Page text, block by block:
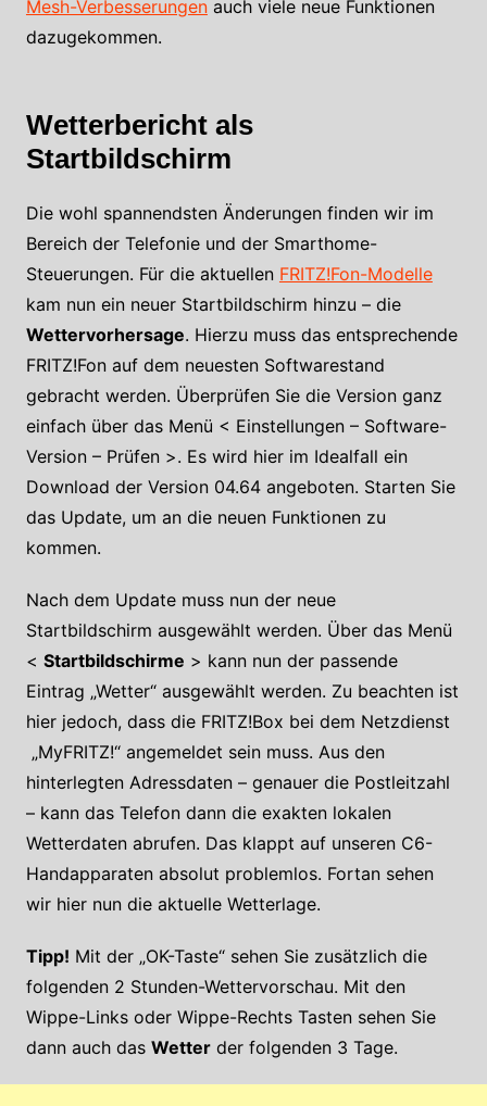
Mesh-Verbesserungenauch viele neue Funktionen
dazugekommen.
Wetterbericht als
Startbildschirm
Die wohl spannendsten Änderungen finden wir im
Bereich der Telefonie und der Smarthome-
Steuerungen. Für die aktuellen FRITZ!Fon-Modelle
kam nun ein neuer Startbildschirm hinzu – die
Wettervorhersage. Hierzu muss das entsprechende
FRITZ!Fon auf dem neuesten Softwarestand
gebracht werden. Überprüfen Sie die Version ganz
einfach über das Menü < Einstellungen – Software-
Version – Prüfen >. Es wird hier im Idealfall ein
Download der Version 04.64 angeboten. Starten Sie
das Update, um an die neuen Funktionen zu
kommen.
Nach dem Update muss nun der neue
Startbildschirm ausgewählt werden. Über das Menü
< Startbildschirme > kann nun der passende
Eintrag „Wetter“ ausgewählt werden. Zu beachten ist
hier jedoch, dass die FRITZ!Box bei dem Netzdienst
„MyFRITZ!“ angemeldet sein muss. Aus den
hinterlegten Adressdaten – genauer die Postleitzahl
– kann das Telefon dann die exakten lokalen
Wetterdaten abrufen. Das klappt auf unseren C6-
Handapparaten absolut problemlos. Fortan sehen
wir hier nun die aktuelle Wetterlage.
Tipp! Mit der „OK-Taste“ sehen Sie zusätzlich die
folgenden 2 Stunden-Wettervorschau. Mit den
Wippe-Links oder Wippe-Rechts Tasten sehen Sie
dann auch das Wetterder folgenden 3 Tage.